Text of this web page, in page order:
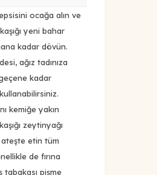
ocağa alın ve
yeni bahar
kadar dövün.
ağız tadınıza
kadar
kemiğe yakın
zeytinyağı
etin tüm
de fırına
pişme